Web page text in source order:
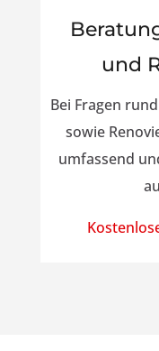
und
Bei Fragen
sowie
umfassend